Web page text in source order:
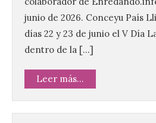
junio de 2026. Conceyu País
días 22 y 23 de junio el V Día
dentro de la […]
Leer más...